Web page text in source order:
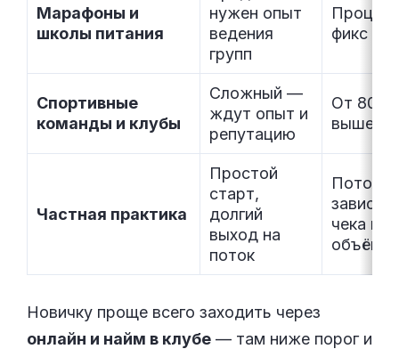
Марафоны и
школы питания
нужен опыт
ведения
групп
фикс за
Спортивные
команды и клубы
Сложный —
ждут опыт и
репутацию
От 80
выше
Частная практика
Простой
старт,
долгий
выход на
поток
зависит
чека и
объёма
Новичку проще всего заходить через
онлайн и найм в клубе — там ниже порог и